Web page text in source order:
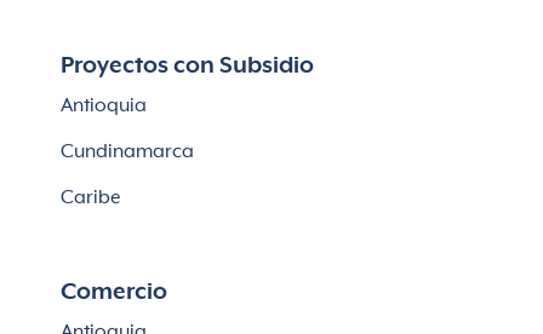
Casas en Cajicá
Proyectos con Subsidio
Antioquia
Cundinamarca
Caribe
Comercio